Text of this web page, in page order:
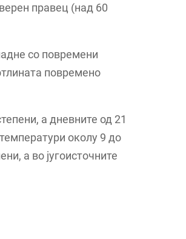
правец (над 60
со повремени
повремено
а дневните од 21
околу 9 до
а во југоисточните